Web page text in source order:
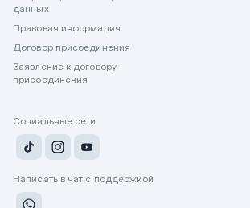
данных
Правовая информация
Договор присоединения
Заявление к договору
присоединения
Социальные сети
Написать в чат с поддержкой